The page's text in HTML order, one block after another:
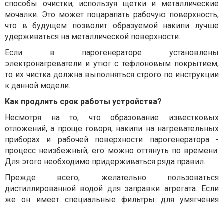
способы очистки, используя щетки и металлические
мочалки. Это может поцарапать рабочую поверхность,
что в будущем позволит образуемой накипи лучше
удерживаться на металлической поверхности.
Если в парогенераторе установлены
электронагреватели и утюг с тефлоновым покрытием,
то их чистка должна выполняться строго по инструкции
к данной модели.
Как продлить срок работы устройства?
Несмотря на то, что образование известковых
отложений, а проще говоря, накипи на нагревательных
приборах и рабочей поверхности парогенератора -
процесс неизбежный, его можно оттянуть по времени.
Для этого необходимо придерживаться ряда правил.
Прежде всего, желательно пользоваться
дистиллированной водой для заправки агрегата. Если
же он имеет специальные фильтры для умягчения